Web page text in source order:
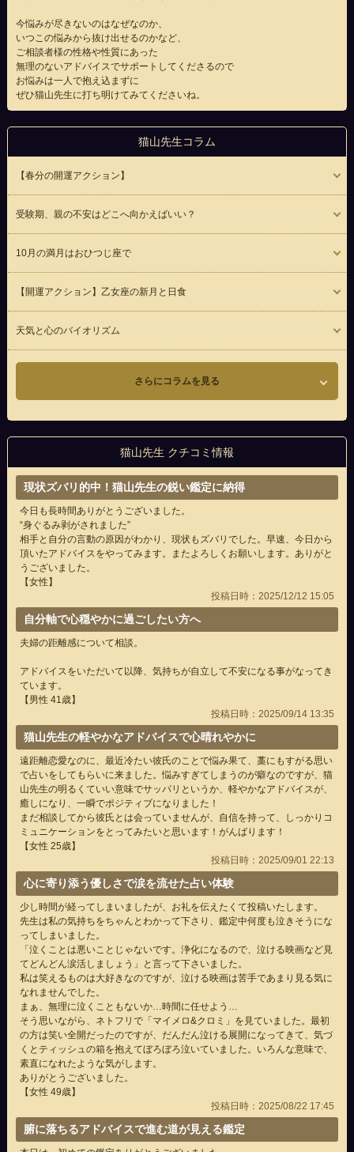
今悩みが尽きないのはなぜなのか、
いつこの悩みから抜け出せるのかなど、
ご相談者様の性格や性質にあった
無理のないアドバイスでサポートしてくださるので
お悩みは一人で抱え込まずに
ぜひ猫山先生に打ち明けてみてくださいね。
猫山先生コラム
【春分の開運アクション】
受験期、親の不安はどこへ向かえばいい？
10月の満月はおひつじ座で
【開運アクション】乙女座の新月と日食
天気と心のバイオリズム
さらにコラムを見る
猫山先生 クチコミ情報
現状ズバリ的中！猫山先生の鋭い鑑定に納得
今日も長時間ありがとうございました。
“身ぐるみ剥がされました”
相手と自分の言動の原因がわかり、現状もズバリでした。早速、今日から
頂いたアドバイスをやってみます。またよろしくお願いします。ありがと
うございました。
【女性】
投稿日時：2025/12/12 15:05
自分軸で心穏やかに過ごしたい方へ
夫婦の距離感について相談。
アドバイスをいただいて以降、気持ちが自立して不安になる事がなってき
ています。
【男性 41歳】
投稿日時：2025/09/14 13:35
猫山先生の軽やかなアドバイスで心晴れやかに
遠距離恋愛なのに、最近冷たい彼氏のことで悩み果て、藁にもすがる思い
で占いをしてもらいに来ました。悩みすぎてしまうのが癖なのですが、猫
山先生の明るくていい意味でサッパリというか、軽やかなアドバイスが、
癒しになり、一瞬でポジティブになりました！
まだ相談してから彼氏とは会っていませんが、自信を持って、しっかりコ
ミュニケーションをとってみたいと思います！がんばります！
【女性 25歳】
投稿日時：2025/09/01 22:13
心に寄り添う優しさで涙を流せた占い体験
少し時間が経ってしまいましたが、お礼を伝えたくて投稿いたします。
先生は私の気持ちをちゃんとわかって下さり、鑑定中何度も泣きそうにな
ってしまいました。
「泣くことは悪いことじゃないです。浄化になるので、泣ける映画など見
てどんどん涙活しましょう」と言って下さいました。
私は笑えるものは大好きなのですが、泣ける映画は苦手であまり見る気に
なれませんでした。
まぁ、無理に泣くこともないか…時間に任せよう…
そう思いながら、ネトフリで「マイメロ&クロミ」を見ていました。最初
の方は笑い全開だったのですが、だんだん泣ける展開になってきて、気づ
くとティッシュの箱を抱えてぼろぼろ泣いていました。いろんな意味で、
素直になれたような気がします。
ありがとうございました。
【女性 49歳】
投稿日時：2025/08/22 17:45
腑に落ちるアドバイスで進む道が見える鑑定